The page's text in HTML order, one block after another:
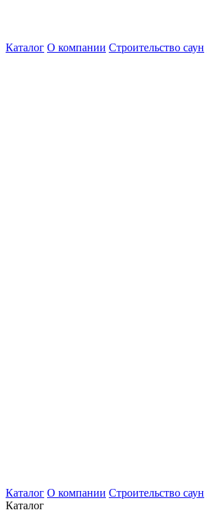
Каталог О компании Строительство саун
Каталог О компании Строительство саун
Каталог